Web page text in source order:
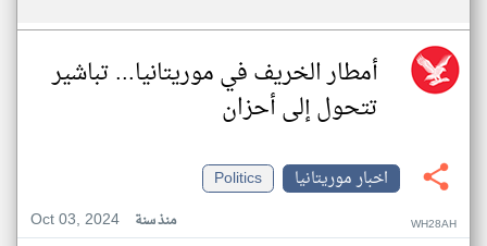
أمطار الخريف في موريتانيا... تباشير
تتحول إلى أحزان
اخبار موريتانيا
Politics
Oct 03, 2024
منذ سنة WH28AH